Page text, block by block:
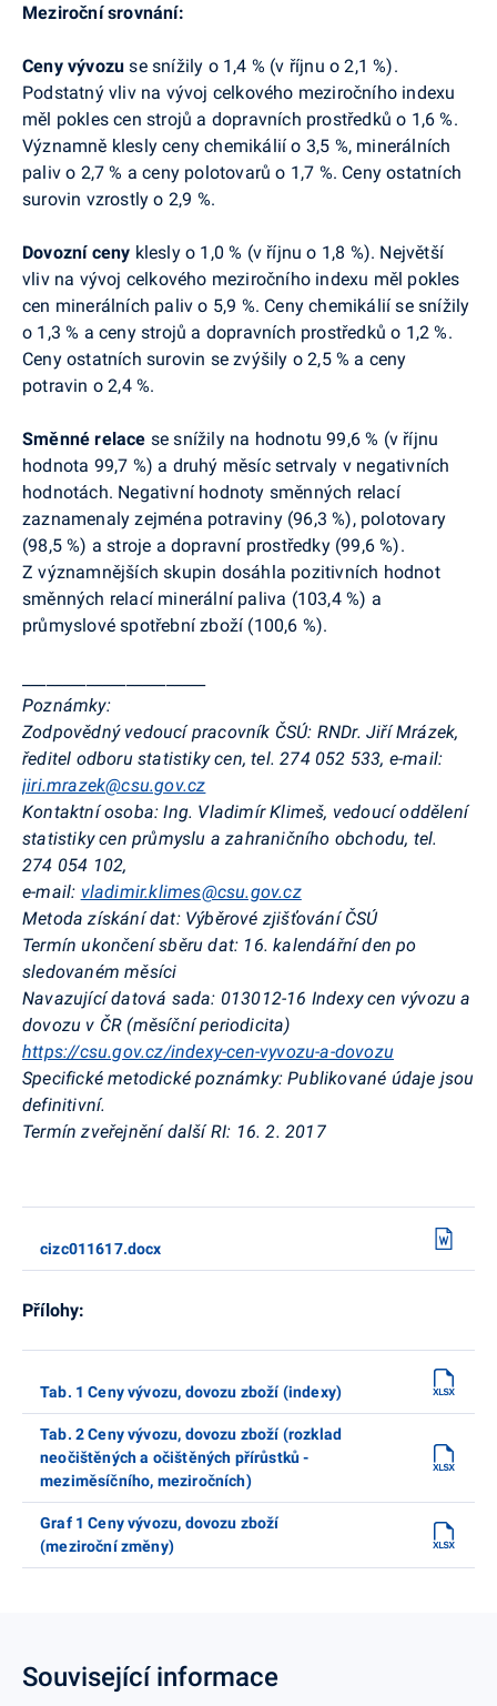
Meziroční srovnání:
Ceny vývozu se snížily o 1,4 % (v říjnu o 2,1 %).
Podstatný vliv na vývoj celkového meziročního indexu
měl pokles cen strojů a dopravních prostředků o 1,6 %.
Významně klesly ceny chemikálií o 3,5 %, minerálních
paliv o 2,7 % a ceny polotovarů o 1,7 %. Ceny ostatních
surovin vzrostly o 2,9 %.
Dovozní ceny klesly o 1,0 % (v říjnu o 1,8 %). Největší
vliv na vývoj celkového meziročního indexu měl pokles
cen minerálních paliv o 5,9 %. Ceny chemikálií se snížily
o 1,3 % a ceny strojů a dopravních prostředků o 1,2 %.
Ceny ostatních surovin se zvýšily o 2,5 % a ceny
potravin o 2,4 %.
Směnné relace se snížily na hodnotu 99,6 % (v říjnu
hodnota 99,7 %) a druhý měsíc setrvaly v negativních
hodnotách. Negativní hodnoty směnných relací
zaznamenaly zejména potraviny (96,3 %), polotovary
(98,5 %) a stroje a dopravní prostředky (99,6 %).
Z významnějších skupin dosáhla pozitivních hodnot
směnných relací minerální paliva (103,4 %) a
průmyslové spotřební zboží (100,6 %).
Poznámky:
Zodpovědný vedoucí pracovník ČSÚ: RNDr. Jiří Mrázek,
ředitel odboru statistiky cen, tel. 274 052 533, e-mail:
jiri.mrazek@csu.gov.cz
Kontaktní osoba: Ing. Vladimír Klimeš, vedoucí oddělení
statistiky cen průmyslu a zahraničního obchodu, tel.
274 054 102,
e-mail: vladimir.klimes@csu.gov.cz
Metoda získání dat: Výběrové zjišťování ČSÚ
Termín ukončení sběru dat: 16. kalendářní den po
sledovaném měsíci
Navazující datová sada: 013012-16 Indexy cen vývozu a
dovozu v ČR (měsíční periodicita)
https://csu.gov.cz/indexy-cen-vyvozu-a-dovozu
Specifické metodické poznámky:Publikované údaje jsou
definitivní.
Termín zveřejnění další RI: 16. 2. 2017
cizc011617.docx
Přílohy:
Tab. 1 Ceny vývozu, dovozu zboží (indexy)
Tab. 2 Ceny vývozu, dovozu zboží (rozklad
neočištěných a očištěných přírůstků -
meziměsíčního, meziročních)
Graf 1 Ceny vývozu, dovozu zboží
(meziroční změny)
Související informace